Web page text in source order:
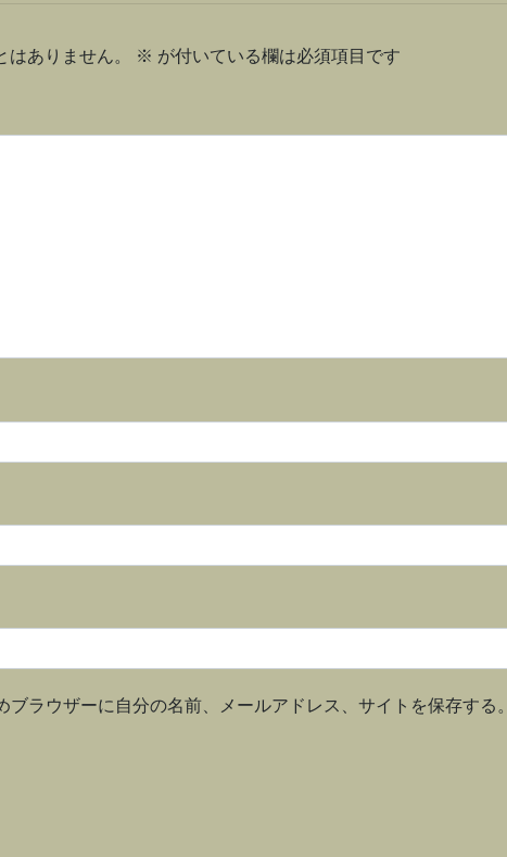
ありません。 ※ が付いている欄は必須項目です
ラウザーに自分の名前、メールアドレス、サイトを保存する。